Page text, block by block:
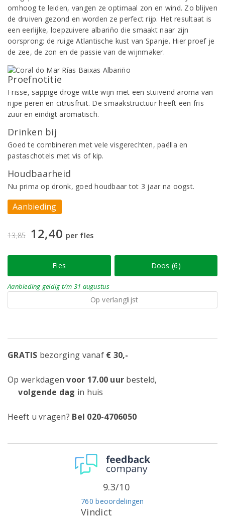
omhoog te leiden, vangen ze optimaal zon en wind. Zo blijven
de druiven gezond en worden ze perfect rijp. Het resultaat is
een eerlijke, loepzuivere albariño die smaakt naar zijn
oorsprong: de ruige Atlantische kust van Spanje. Hier proef je
de zee, de zon en de passie van de wijnmaker.
Proefnotitie
Frisse, sappige droge witte wijn met een stuivend aroma van
rijpe peren en citrusfruit. De smaakstructuur heeft een fris
zuur en eindigt aromatisch.
Drinken bij
Goed te combineren met vele visgerechten, paëlla en
pastaschotels met vis of kip.
Houdbaarheid
Nu prima op dronk, goed houdbaar tot 3 jaar na oogst.
Aanbieding
13,85 12,40 per fles
Fles Doos (6)
Aanbieding geldig t/m 31 augustus
Op verlanglijst
GRATIS bezorging vanaf € 30,-
Op werkdagenvoor 17.00 uur besteld,
volgende dag in huis
Heeft u vragen? Bel 020-4706050
Vindict
760 beoordelingen
9.3/10